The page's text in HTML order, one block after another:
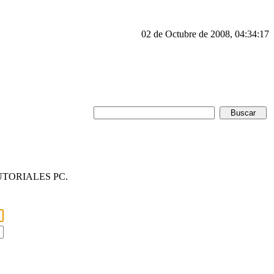
02 de Octubre de 2008, 04:34:17
PC.